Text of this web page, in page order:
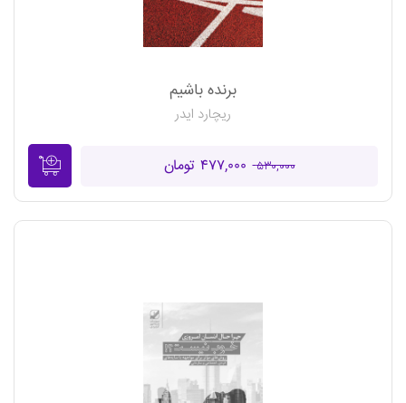
برنده باشیم
ریچارد ایدر
۵۳۰,۰۰۰ ۴۷۷,۰۰۰ تومان